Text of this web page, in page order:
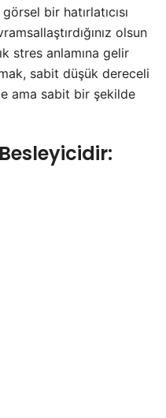
bir hatırlatıcısı
olsun
stres anlamına gelir
sabit düşük dereceli
ama sabit bir şekilde
Besleyicidir: